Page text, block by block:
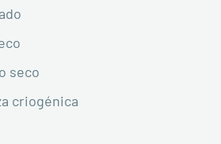
seco
criogénica